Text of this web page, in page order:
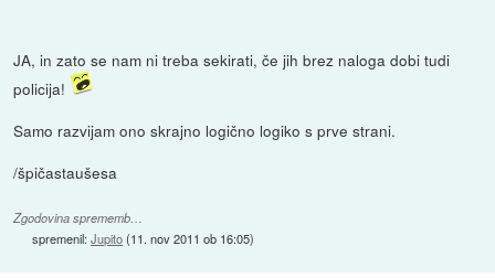
JA, in zato se nam ni treba sekirati, če jih brez naloga dobi tudi
policija!
Samo razvijam ono skrajno logično logiko s prve strani.
/špičastaušesa
Zgodovina sprememb…
spremenil:Jupito(11. nov 2011 ob 16:05)